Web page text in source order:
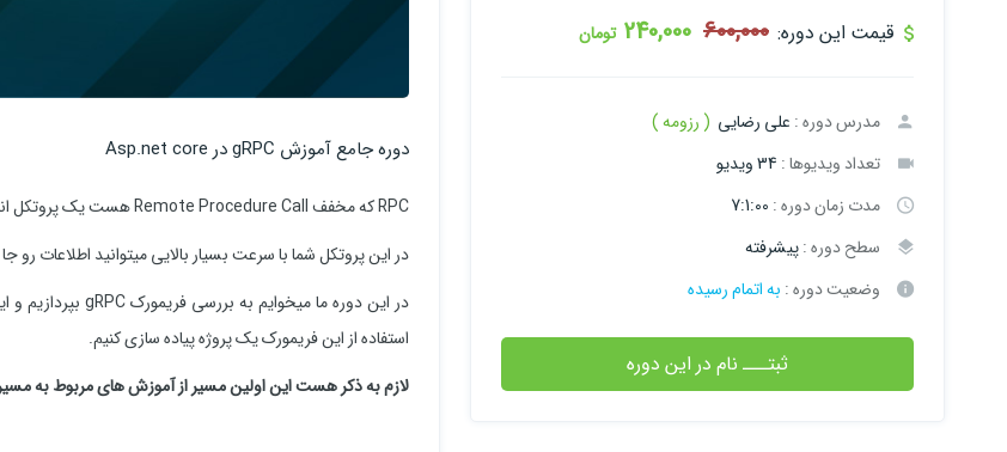
دوره جامع آموزش gRPC در Asp.net core
RPC که مخفف
Remote Procedure Call هست یک پروتکل انتقال دیتا هست که توسط شرکت های بزرگی مثل گوگل پشتیبانی میشه
در این پروتکل شما با سرعت بسیار بالایی میتوانید اطلاعات رو
استفاده از این فریمورک یک پروژه پیاده سازی کنیم.
لازم به ذکر هست این اولین مسیر از آموزش های مربوط به
قیمت این دوره: 600,000
240,000 تومان
مدرس دوره : علی رضایی ( رزومه )
تعداد ویدیوها : 34 ویدیو
مدت زمان دوره : 7:1:00
سطح دوره :پیشرفته
وضعیت دوره : به اتمام رسیده
ثبتـــ نام در این دوره